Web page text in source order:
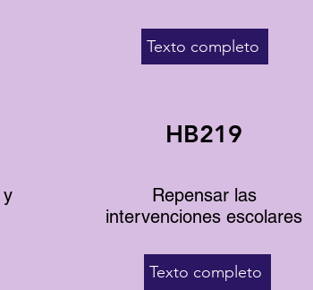
Texto completo
Repensar las
intervenciones escolares
Texto completo
HB219